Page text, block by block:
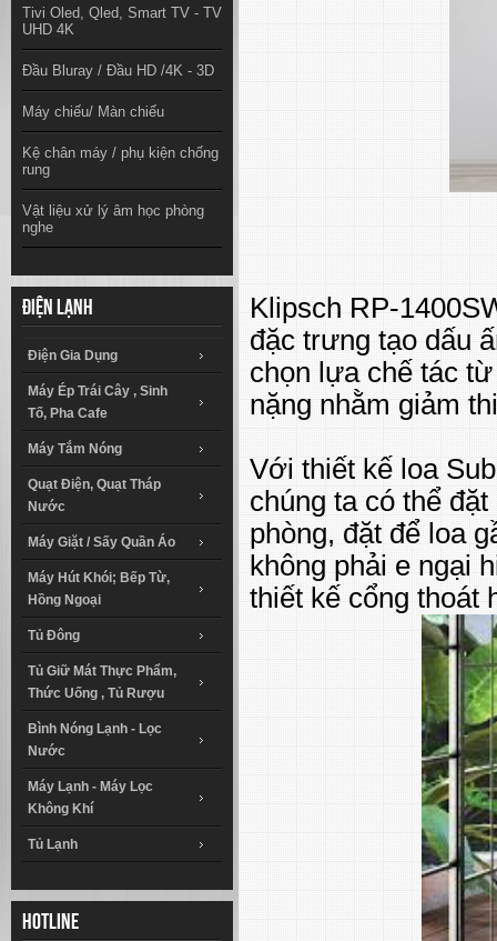
Tivi Oled, Qled, Smart TV - TV
UHD 4K
Đầu Bluray / Đầu HD /4K - 3D
Máy chiếu/ Màn chiếu
Kệ chân máy / phụ kiện chống
rung
Vật liệu xử lý âm học phòng
nghe
Điện lạnh
Điện Gia Dụng
Máy Ép Trái Cây , Sinh
Tố, Pha Cafe
Máy Tắm Nóng
Quạt Điện, Quạt Tháp
Nước
Máy Giặt / Sấy Quần Áo
Máy Hút Khói; Bếp Từ,
Hồng Ngoại
Tủ Đông
Tủ Giữ Mát Thực Phẩm,
Thức Uống , Tủ Rượu
Bình Nóng Lạnh - Lọc
Nước
Máy Lạnh - Máy Lọc
Không Khí
Tủ Lạnh
Hotline
Klipsch RP-
đặc trưng tạo dấu
chọn lựa chế tác
nặng nhằm giảm
Với thiết kế loa
chúng ta có thể
phòng, đặt để loa
không phải e ngại
thiết kế cổng thoát